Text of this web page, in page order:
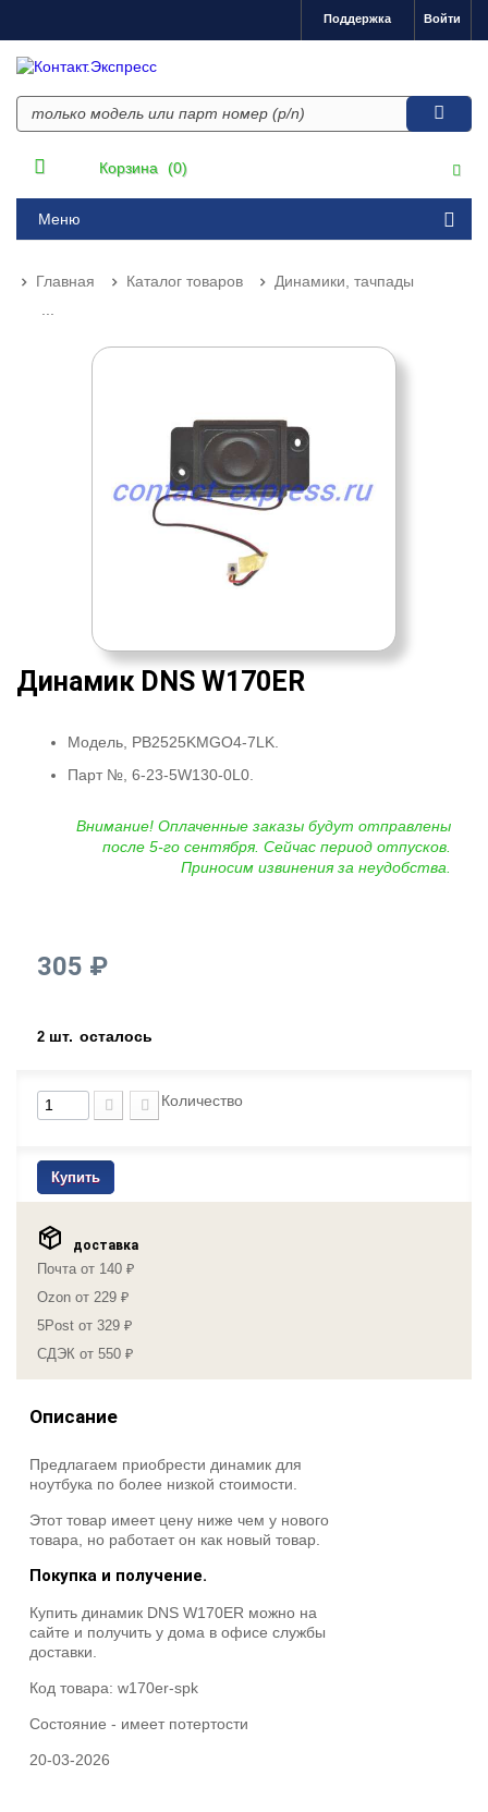
Войти
Поддержка
Корзина (0)
Меню
Главная Каталог товаров
Динамики, тачпады
Динамик DNS W170ER
Модель, PB2525KMGO4-7LK.
Парт №, 6-23-5W130-0L0.
Внимание! Оплаченные заказы будут отправлены
после 5-го сентября. Сейчас период отпусков.
Приносим извинения за неудобства.
305 ₽
2 шт. осталось
Количество
Купить
доставка
Почта от 140 ₽
Ozon от 229 ₽
5Post от 329 ₽
СДЭК от 550 ₽
Описание
Предлагаем приобрести динамик для
ноутбука по более низкой стоимости.
Этот товар имеет цену ниже чем у нового
товара, но работает он как новый товар.
Покупка и получение.
Купить динамик DNS W170ER можно на
сайте и получить у дома в офисе службы
доставки.
Код товара: w170er-spk
Состояние - имеет потертости
20-03-2026